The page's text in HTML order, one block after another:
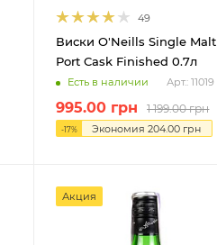
49
Виски O'Neills Single Malt
Port Cask Finished 0.7л
Есть в наличии Арт.: 11019
995.00 грн 1 199.00грн
-17% Экономия204.00 грн
Акция